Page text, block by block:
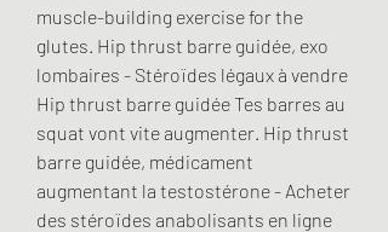
muscle-building exercise for the
glutes. Hip thrust barre guidée, exo
lombaires - Stéroïdes légaux à vendre
Hip thrust barre guidée Tes barres au
squat vont vite augmenter. Hip thrust
barre guidée, médicament
augmentant la testostérone - Acheter
des stéroïdes anabolisants en ligne